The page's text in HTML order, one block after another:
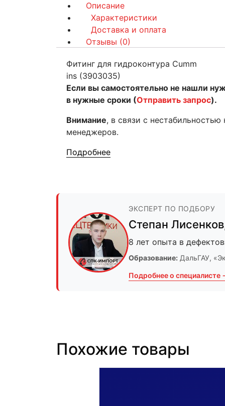
Описание
Характеристики
Доставка и оплата
Отзывы (0)
Фитинг для гидроконтура Cumm
ins (3903035)
Если вы самостоятельно не нашли
в нужные сроки (Отправить запрос).
Внимание, в связи с
менеджеров.
Подробнее
ЭКСПЕРТ ПО ПОДБОРУ
Степан Лисенков
8 лет опыта в
Образование: ДальГАУ,
Подробнее о специалисте
Похожие товары